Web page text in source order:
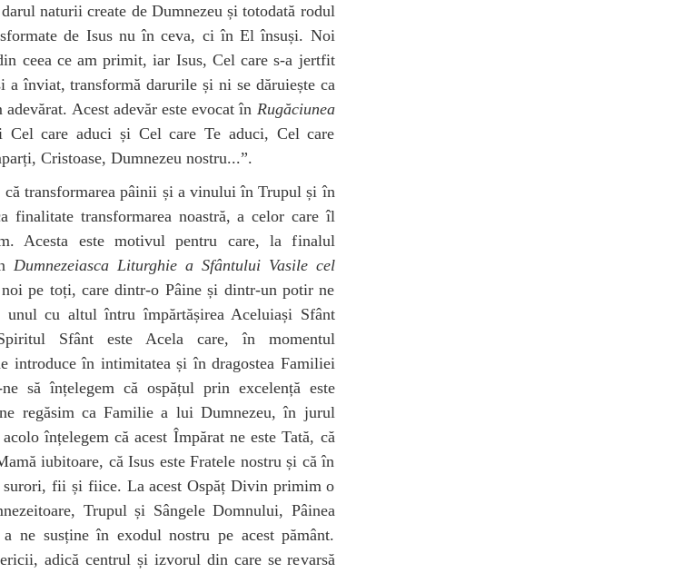
naturii create de Dumnezeu și totodată rodul
de Isus nu în ceva, ci în El însuși. Noi
ceea ce am primit, iar Isus, Cel care s-a jertfit
a înviat, transformă darurile și ni se dăruiește ca
Acest adevăr este evocat în Rugăciunea
Cel care aduci și Cel care Te aduci, Cel care
Cristoase, Dumnezeu nostru...”.
că transformarea pâinii și a vinului în Trupul și în
finalitate transformarea noastră, a celor care îl
Acesta este motivul pentru care, la finalul
Dumnezeiasca Liturghie a Sfântului Vasile cel
pe toți, care dintr-o Pâine și dintr-un potir ne
unul cu altul întru împărtășirea Aceluiași Sfânt
Sfânt este Acela care, în momentul
introduce în intimitatea și în dragostea Familiei
să înțelegem că ospățul prin excelență este
regăsim ca Familie a lui Dumnezeu, în jurul
înțelegem că acest Împărat ne este Tată, că
iubitoare, că Isus este Fratele nostru și că în
fii și fiice. La acest Ospăț Divin primim o
Trupul și Sângele Domnului, Pâinea
ne susține în exodul nostru pe acest pământ.
adică centrul și izvorul din care se revarsă